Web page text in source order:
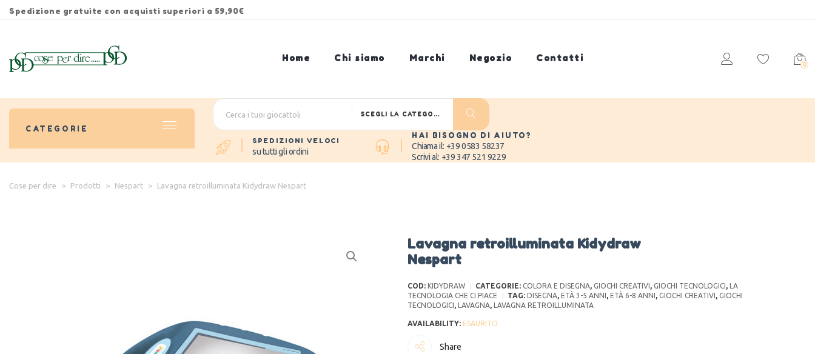
Spedizione gratuite con acquisti superiori a 59,90€
Home Chi siamo Marchi Negozio Contatti
0
CATEGORIE
SCEGLI LA CATEGORIA
SPEDIZIONI VELOCI
su tutti gli ordini
HAI BISOGNO DI AIUTO?
Chiama il: +39 0583 58237
Scrivi al: +39 347 521 9229
Cose per dire > Prodotti > Nespart > Lavagna retroilluminata Kidydraw Nespart
Lavagna retroilluminata Kidydraw
Nespart
COD: KIDYDRAW CATEGORIE: COLORA E DISEGNA, GIOCHI CREATIVI, GIOCHI TECNOLOGICI, LA
TECNOLOGIA CHE CI PIACE
TAG: DISEGNA, ETÀ 3-5 ANNI, ETÀ 6-8 ANNI, GIOCHI CREATIVI, GIOCHI
TECNOLOGICI, LAVAGNA, LAVAGNA RETROILLUMINATA
Share
ESAURITO